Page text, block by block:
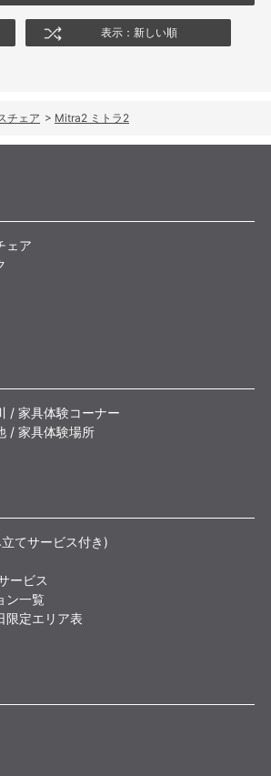
表示：新しい順
チェア > Mitra2 ミトラ2
ェア
/ 家具体験コーナー
/ 家具体験場所
てサービス付き)
ービス
ン一覧
限定エリア表